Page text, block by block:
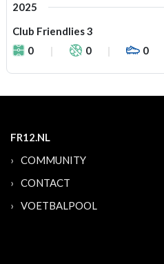
2025
Club Friendlies 3
0
0 0
FR12.NL
COMMUNITY
CONTACT
VOETBALPOOL